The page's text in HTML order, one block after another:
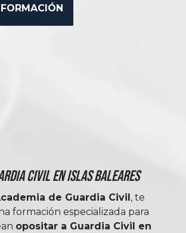
Civil en Islas Baleares
de Guardia Civil , te
formación especializada para
opositar a Guardia Civil en